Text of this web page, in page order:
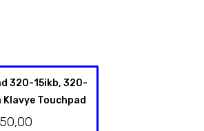
320-15ikb, 320-
Klavye Touchpad